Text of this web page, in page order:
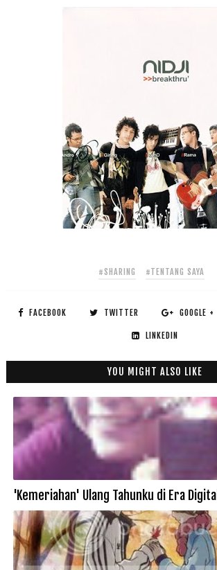
#SHARING #TENTANG SAYA
FACEBOOK TWITTER GOOGLE +
LINKEDIN
YOU MIGHT ALSO LIKE
'Kemeriahan' Ulang Tahunku di Era Digital